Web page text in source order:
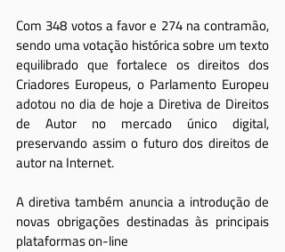
Com 348 votos a favor e 274 na contramão,
sendo uma votação histórica sobre um texto
equilibrado que fortalece os direitos dos
Criadores Europeus, o Parlamento Europeu
adotou no dia de hoje a Diretiva de Direitos
de Autor no mercado único digital,
preservando assim o futuro dos direitos de
autor na Internet.
A diretiva também anuncia a introdução de
novas obrigações destinadas às principais
plataformas on-line